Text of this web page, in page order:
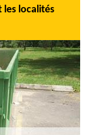
les localités